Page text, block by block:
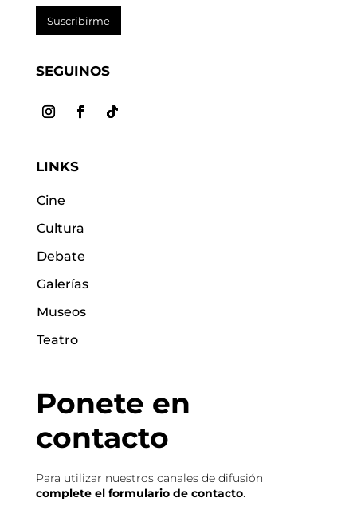
Suscribirme
SEGUINOS
LINKS
Cine
Cultura
Debate
Galerías
Museos
Teatro
Ponete en
contacto
Para utilizar nuestros canales de difusión
complete el formulario de contacto.